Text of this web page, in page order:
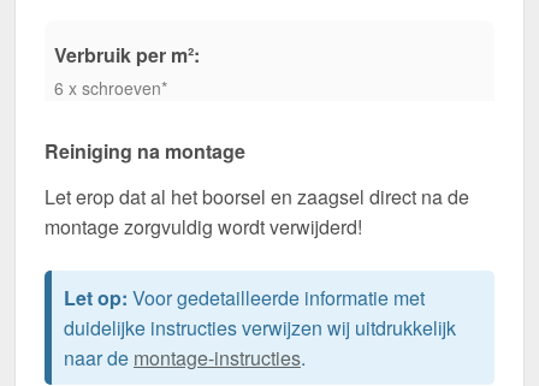
Verbruik per m²:
6 x schroeven*
Reiniging na montage
Let erop dat al het boorsel en zaagsel direct na de
montage zorgvuldig wordt verwijderd!
Let op: Voor gedetailleerde informatie met
duidelijke instructies verwijzen wij uitdrukkelijk
naar de montage-instructies.